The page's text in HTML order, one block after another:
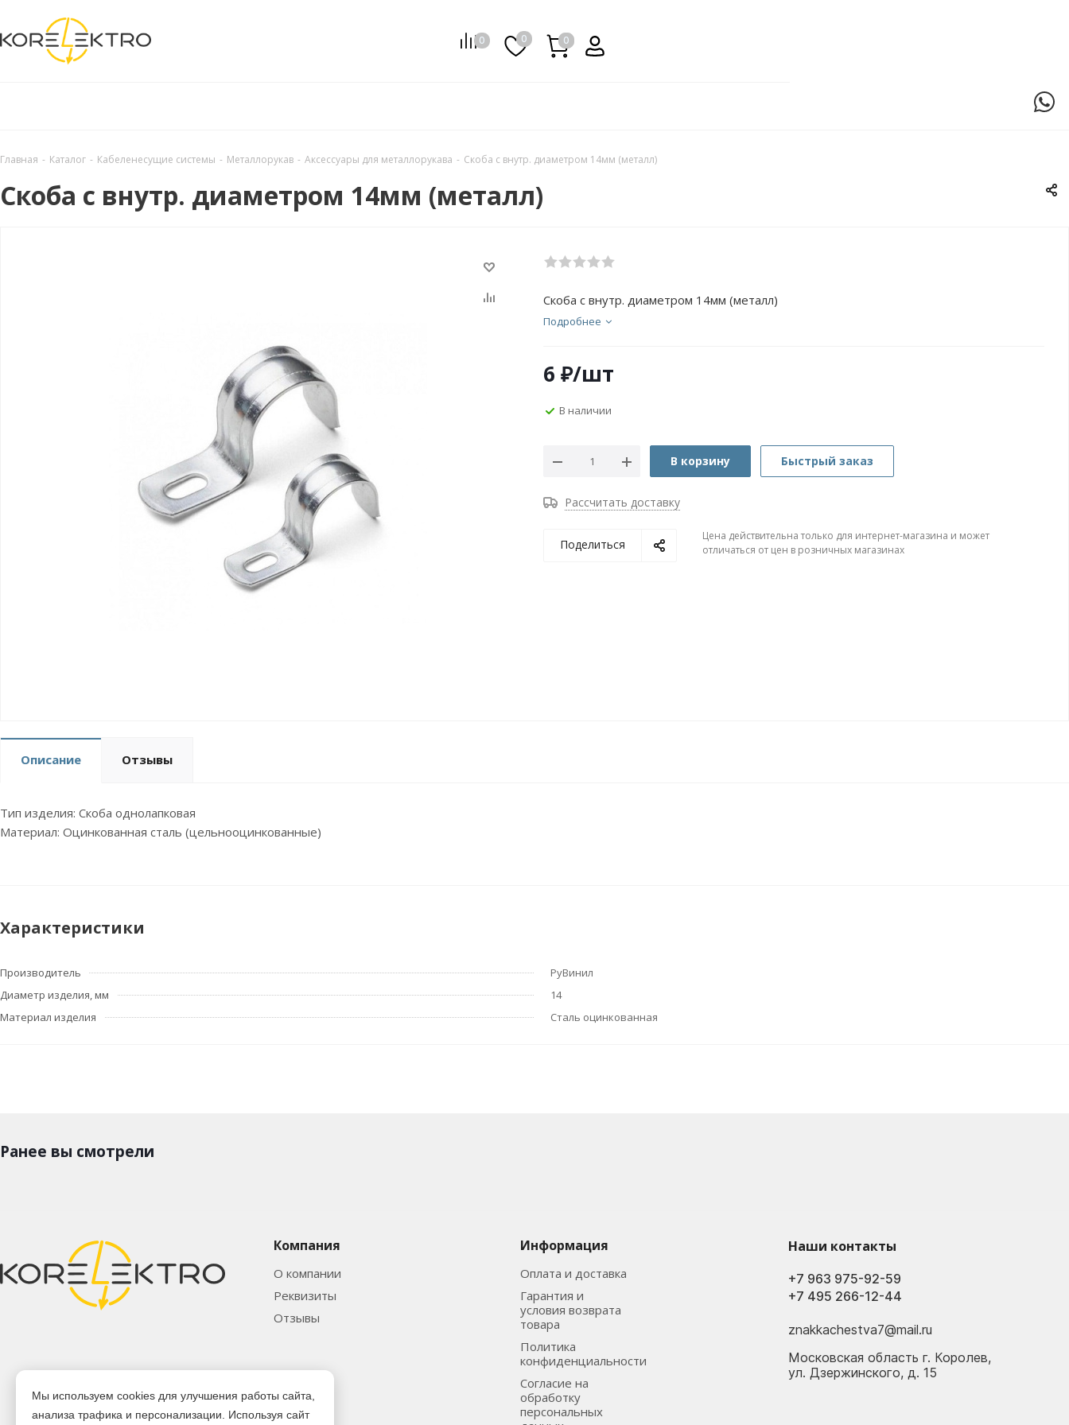
0 0 0
0
Главная - Каталог - Кабеленесущие системы - Металлорукав - Аксессуары для металлорукава - Скоба с внутр. диаметром 14мм (металл)
Скоба с внутр. диаметром 14мм (металл)
Скоба с внутр. диаметром 14мм (металл)
Подробнее
6 ₽/шт
В наличии
В корзину Быстрый заказ
Рассчитать доставку
Поделиться
Цена действительна только для интернет-магазина и может
отличаться от цен в розничных магазинах
Описание Отзывы
Тип изделия: Скоба однолапковая
Материал: Оцинкованная сталь (цельнооцинкованные)
Характеристики
Производитель
РуВинил
Диаметр изделия, мм
14
Материал изделия
Сталь оцинкованная
Ранее вы смотрели
Компания
О компании
Реквизиты
Отзывы
Информация
Оплата и доставка
Гарантия и
условия возврата
товара
Политика
конфиденциальности
Согласие на
обработку
персональных
Наши контакты
+7 495 266-12-44
+7 963 975-92-59
znakkachestva7@mail.ru
Московская область г. Королев,
ул. Дзержинского, д. 15
Мы используем cookies для улучшения работы сайта,
анализа трафика и персонализации. Используя сайт